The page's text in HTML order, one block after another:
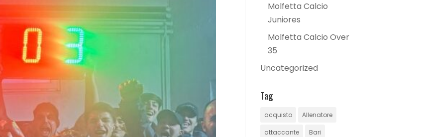
Molfetta Calcio
Juniores
Molfetta Calcio Over
35
Uncategorized
Tag
acquisto Allenatore
attaccante Bari